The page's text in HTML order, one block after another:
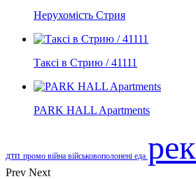
Нерухомість Стрия
Таксі в Стрию / 41111
PARK HALL Apartments
дтп промо війна військовополонені еда рек
Prev Next